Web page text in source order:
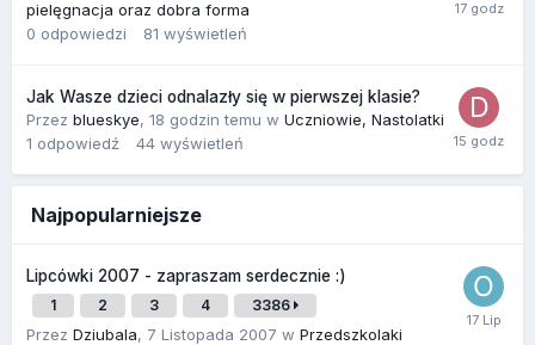
pielęgnacja oraz dobra forma
0 odpowiedzi 81 wyświetleń
Jak Wasze dzieci odnalazły się w pierwszej klasie?
Przez blueskye, 18 godzin temu w Uczniowie, Nastolatki
1 odpowiedź 44 wyświetleń
Najpopularniejsze
Lipcówki 2007 - zapraszam serdecznie :)
1 2 3 4 3386
Przez Dziubala, 7 Listopada 2007 w Przedszkolaki